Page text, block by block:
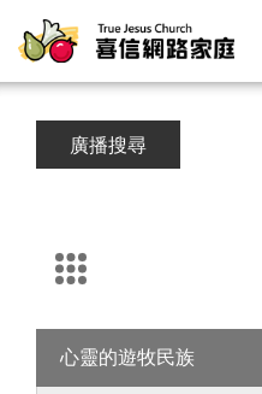
廣播搜尋
心靈的遊牧民族